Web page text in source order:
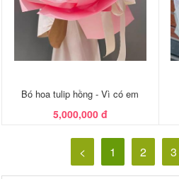
Bó hoa tulip hồng - Vì có em
5,000,000 đ
< 1 2 3